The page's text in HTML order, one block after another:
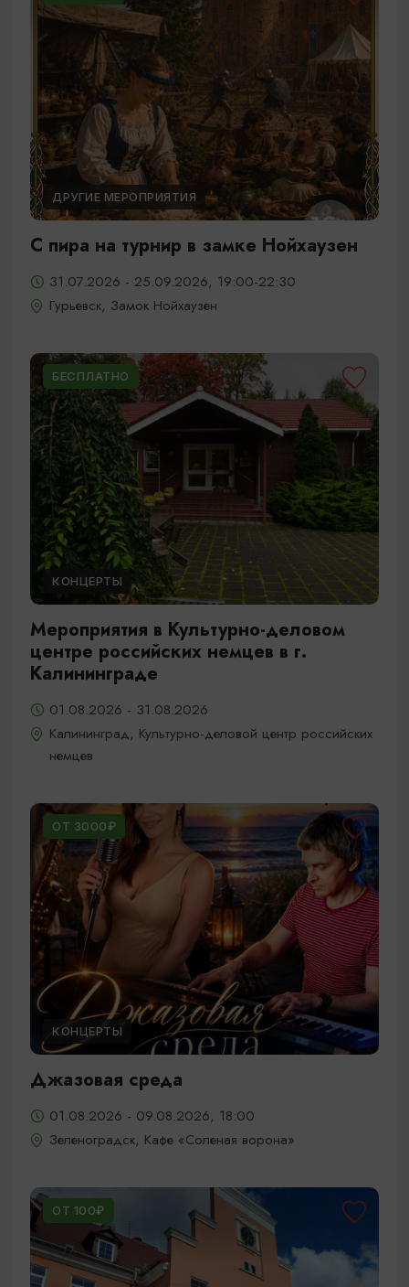
ДРУГИЕ МЕРОПРИЯТИЯ
С пира на турнир в замке Нойхаузен
31.07.2026 - 25.09.2026, 19:00-22:30
Гурьевск, Замок Нойхаузен
БЕСПЛАТНО
КОНЦЕРТЫ
Мероприятия в Культурно-деловом
центре российских немцев в г.
Калининграде
01.08.2026 - 31.08.2026
Калининград, Культурно-деловой центр российских
немцев
ОТ 3000₽
КОНЦЕРТЫ
Джазовая среда
01.08.2026 - 09.08.2026, 18:00
Зеленоградск, Кафе «Соленая ворона»
ОТ 100₽